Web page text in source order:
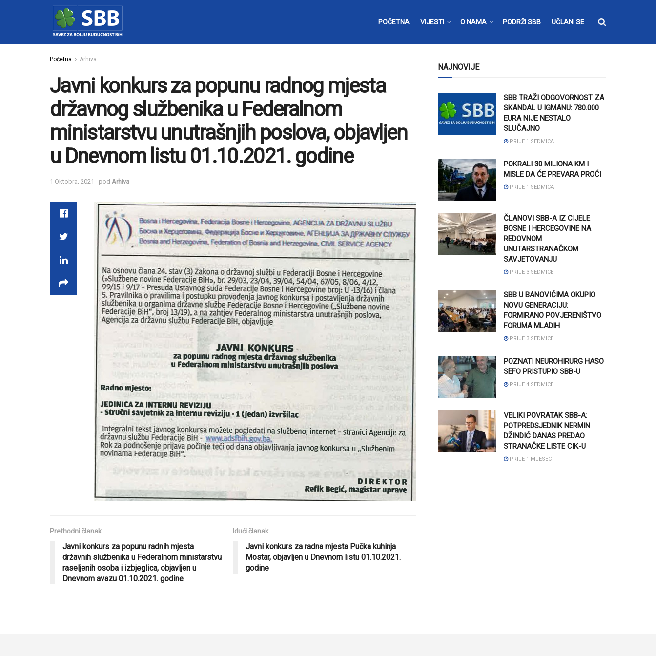
POČETNA VIJESTI O NAMA PODRŽI SBB UČLANI SE
Početna Arhiva
Javni konkurs za popunu radnog mjesta
državnog službenika u Federalnom
ministarstvu unutrašnjih poslova, objavljen
u Dnevnom listu 01.10.2021. godine
1 Oktobra, 2021 pod Arhiva
Prethodni članak
Javni konkurs za popunu radnih mjesta
državnih službenika u Federalnom ministarstvu
raseljenih osoba i izbjeglica, objavljen u
Dnevnom avazu 01.10.2021. godine
Idući članak
Javni konkurs za radna mjesta Pučka kuhinja
Mostar, objavljen u Dnevnom listu 01.10.2021.
godine
NAJNOVIJE
SBB TRAŽI ODGOVORNOST ZA
SKANDAL U IGMANU: 780.000
EURA NIJE NESTALO
SLUČAJNO
PRIJE 1 SEDMICA
POKRALI 30 MILIONA KM I
MISLE DA ĆE PREVARA PROĆI
PRIJE 1 SEDMICA
ČLANOVI SBB-A IZ CIJELE
BOSNE I HERCEGOVINE NA
REDOVNOM
UNUTARSTRANAČKOM
SAVJETOVANJU
PRIJE 3 SEDMICE
SBB U BANOVIĆIMA OKUPIO
NOVU GENERACIJU:
FORMIRANO POVJERENIŠTVO
FORUMA MLADIH
PRIJE 3 SEDMICE
POZNATI NEUROHIRURG HASO
SEFO PRISTUPIO SBB-U
PRIJE 4 SEDMICE
VELIKI POVRATAK SBB-A:
POTPREDSJEDNIK NERMIN
DŽINDIĆ DANAS PREDAO
STRANAČKE LISTE CIK-U
PRIJE 1 MJESEC